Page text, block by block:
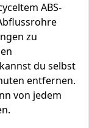
ABS-
zu
du selbst
entfernen.
von jedem